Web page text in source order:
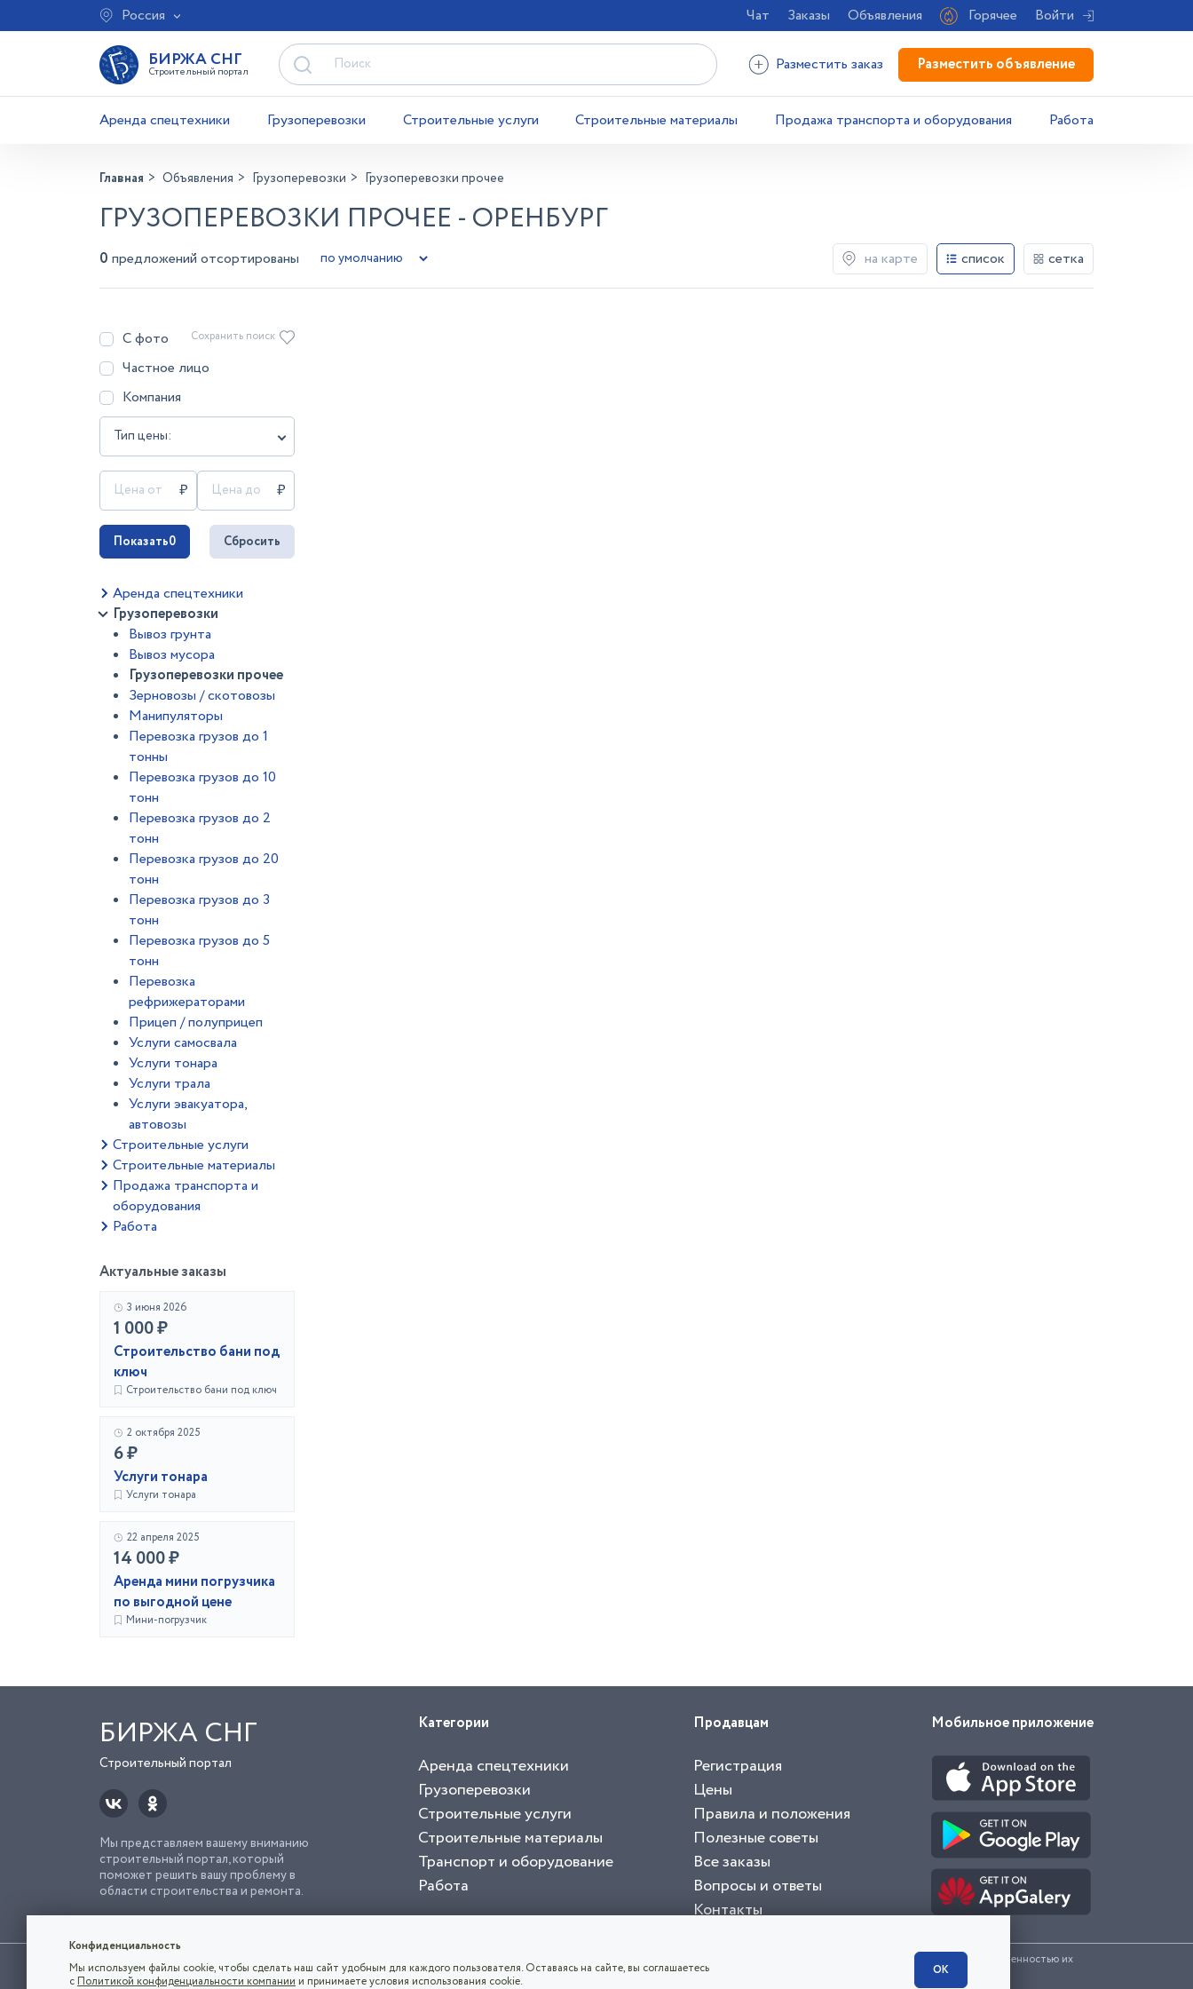
Россия Чат Заказы Объявления Горячее Войти
БИРЖА СНГ
Строительный портал Разместить заказ Разместить объявление
Аренда спецтехники Грузоперевозки Строительные услуги Строительные материалы Продажа транспорта и оборудования Работа
Главная Объявления Грузоперевозки Грузоперевозки прочее
ГРУЗОПЕРЕВОЗКИ ПРОЧЕЕ - ОРЕНБУРГ
0 предложений отсортированы на карте список сетка
С фото
Частное лицо
Компания
Тип цены:
Сохранить поиск
Показать0 Сбросить
Аренда спецтехники
Грузоперевозки
Вывоз грунта
Вывоз мусора
Грузоперевозки прочее
Зерновозы / скотовозы
Манипуляторы
Перевозка грузов до 1
тонны
Перевозка грузов до 10
тонн
Перевозка грузов до 2
тонн
Перевозка грузов до 20
тонн
Перевозка грузов до 3
тонн
Перевозка грузов до 5
тонн
Перевозка
рефрижераторами
Прицеп / полуприцеп
Услуги самосвала
Услуги тонара
Услуги трала
Услуги эвакуатора,
автовозы
Строительные услуги
Строительные материалы
Продажа транспорта и
оборудования
Работа
Актуальные заказы
3 июня 2026
1 000 ₽
Строительство бани под
ключ
Строительство бани под ключ
2 октября 2025
6 ₽
Услуги тонара
Услуги тонара
22 апреля 2025
14 000 ₽
Аренда мини погрузчика
по выгодной цене
Мини-погрузчик
БИРЖА СНГ
Строительный портал
Мы представляем вашему вниманию
строительный портал, который
поможет решить вашу проблему в
области строительства и ремонта.
Категории
Аренда спецтехники
Грузоперевозки
Строительные услуги
Строительные материалы
Транспорт и оборудование
Работа
Продавцам
Регистрация
Цены
Правила и положения
Полезные советы
Все заказы
Вопросы и ответы
Контакты
Мобильное приложение
Использование сайта, в том числе подача объявлений, означает согласие с
. Все логотипы и торговые марки представленные на сайте являются собственностью их
владельца.
Конфиденциальность
Мы используем файлы cookie, чтобы сделать наш сайт удобным для каждого пользователя. Оставаясь на сайте, вы соглашаетесь
с Политикой конфиденциальности компании и принимаете условия использования cookie.
ОК